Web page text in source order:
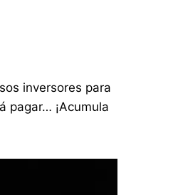
inversores para
pagar… ¡Acumula